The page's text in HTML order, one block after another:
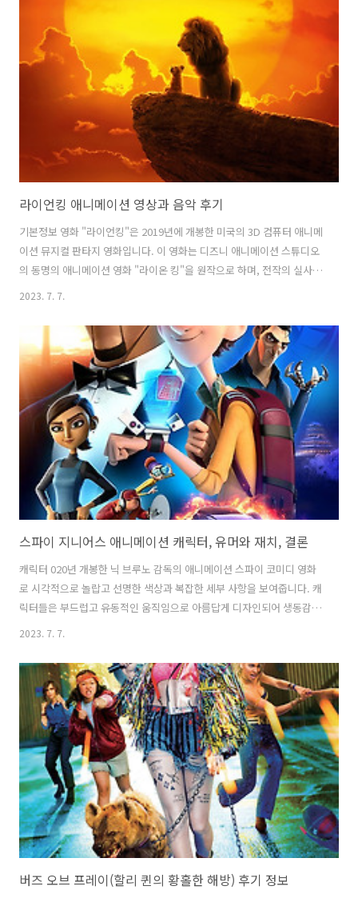
출신의 장난감 포키를 소개하며 존재와 목적에 대한 생각을 불러일으키
는 질문을 제기합니다. 새로운 캐릭터와 주제를 소개하면서 이전 영화들
의 마음과 매력을 유지할 수 있다는 것입니다. 이 영화는 우디가 더 이상
앤디가 좋아하는 장난감이 아니기 때문에 세상에서 자신의 위치와 씨름
하면서 목적과 정체성에 ..
라이언킹 애니메이션 영상과 음악 후기
기본정보 영화 "라이언킹"은 2019년에 개봉한 미국의 3D 컴퓨터 애니메
이션 뮤지컬 판타지 영화입니다. 이 영화는 디즈니 애니메이션 스튜디오
의 동명의 애니메이션 영화 "라이온 킹"을 원작으로 하며, 전작의 실사화
버전입니다. 이야기는 사자 시머바와 그의 아버지인 무파사왕, 그리고 사
를 지배하며 평화롭게 사는 동안, 그의 형제 스카는 왕위를 탐내고 악랄
한 계획을 꾸미고 있습니다. 시머바는 아버지의 승계를 준비하고 있는 왕
자로서 동물들과 함께 사바나를 돌아다니며 자유로운 시간을 보내고 있
습니다. 그러던 중 아버지 무파사왕에게 무리한 요구를 하는 스카의 음모
를 알게 되고, 시머바는 스카의 음모를 막으려고 노력합니다. 그러나 스
카의 계획은 성공하..
2023. 7. 7.
스파이 지니어스 애니메이션 캐릭터, 유머와 재치, 결론
캐릭터 020년 개봉한 닉 브루노 감독의 애니메이션 스파이 코미디 영화
로 시각적으로 놀랍고 선명한 색상과 복잡한 세부 사항을 보여줍니다. 캐
릭터들은 부드럽고 유동적인 움직임으로 아름답게 디자인되어 생동감을
줍니다. 세부 사항에 대한 관심이 설정과 배경으로 확장되어 시각적으로
을 가져다주는 훌륭한 목소리 출연진을 특징으로 합니다. 윌 스미스는 우
아하고 숙련된 슈퍼 스파이인 랜스 스털링 역으로 카리스마 있고 역동적
인 연기를 선보입니다. 톰 홀랜드는 기기 발명에 재능이 있는 젊은 과학
자 월터 베켓 역을 맡았습니다. 두 주인공의 케미스트리가 뚜렷해 영화에
즐거움을 더합니다. 월터의 실험적인 발명품에 의해 우연히 비둘기로 변
한 최고의 스파이 랜스 ..
2023. 7. 7.
버즈 오브 프레이(할리 퀸의 황홀한 해방) 후기 정보